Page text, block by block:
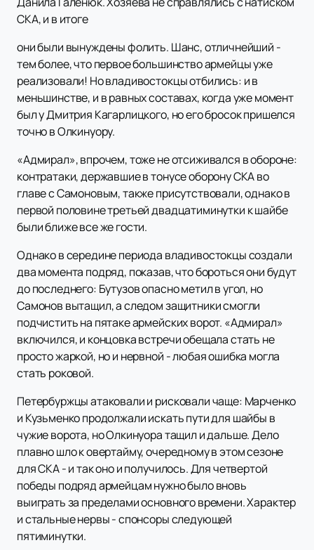
СКА, и в итоге
они были вынуждены фолить. Шанс, отличнейший -
тем более, что первое большинство армейцы уже
реализовали! Но владивостокцы отбились: и в
меньшинстве, и в равных составах, когда уже момент
был у Дмитрия Кагарлицкого, но его бросок пришелся
точно в Олкинуору.
«Адмирал», впрочем, тоже не отсиживался в обороне:
контратаки, державшие в тонусе оборону СКА во
главе с Самоновым, также присутствовали, однако в
первой половине третьей двадцатиминутки к шайбе
были ближе все же гости.
Однако в середине периода владивостокцы создали
два момента подряд, показав, что бороться они будут
до последнего: Бутузов опасно метил в угол, но
Самонов вытащил, а следом защитники смогли
подчистить на пятаке армейских ворот. «Адмирал»
включился, и концовка встречи обещала стать не
просто жаркой, но и нервной - любая ошибка могла
стать роковой.
Петербуржцы атаковали и рисковали чаще: Марченко
и Кузьменко продолжали искать пути для шайбы в
чужие ворота, но Олкинуора тащил и дальше. Дело
плавно шло к овертайму, очередному в этом сезоне
для СКА - и так оно и получилось. Для четвертой
победы подряд армейцам нужно было вновь
выиграть за пределами основного времени. Характер
и стальные нервы - спонсоры следующей
пятиминутки.